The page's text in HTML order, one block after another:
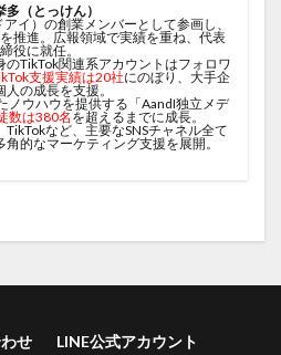
多（とっけん）
イ）の創業メンバーとして参画し、
推進。広報領域で実績を重ね、代表
役に就任。
TikTok関連系アカウントはフォロワ
支援実績は20社にのぼり、大手企
人の成長を支援。
ノウハウを提供する「AandI独立メデ
数は380名 を超えるまでに成長。
など、主要なSNSチャネル全て
的なマーケティング支援を展開。
せ LINE公式アカウント